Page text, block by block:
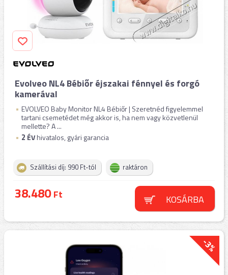
Evolveo NL4 Bébiőr éjszakai fénnyel és forgó
kamerával
EVOLVEO Baby Monitor NL4 Bébiőr | Szeretnéd figyelemmel
tartani csemetédet még akkor is, ha nem vagy közvetlenül
mellette? A ...
2 ÉVhivatalos, gyári garancia
Szállítási díj: 990 Ft-tól raktáron
38.480Ft KOSÁRBA
-3%